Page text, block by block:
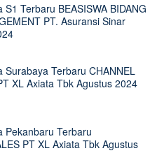
S1 Terbaru BEASISWA BIDANG
PT. Asuransi Sinar
Surabaya Terbaru CHANNEL
XL Axiata Tbk Agustus 2024
Pekanbaru Terbaru
PT XL Axiata Tbk Agustus